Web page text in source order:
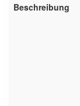
Beschreibung